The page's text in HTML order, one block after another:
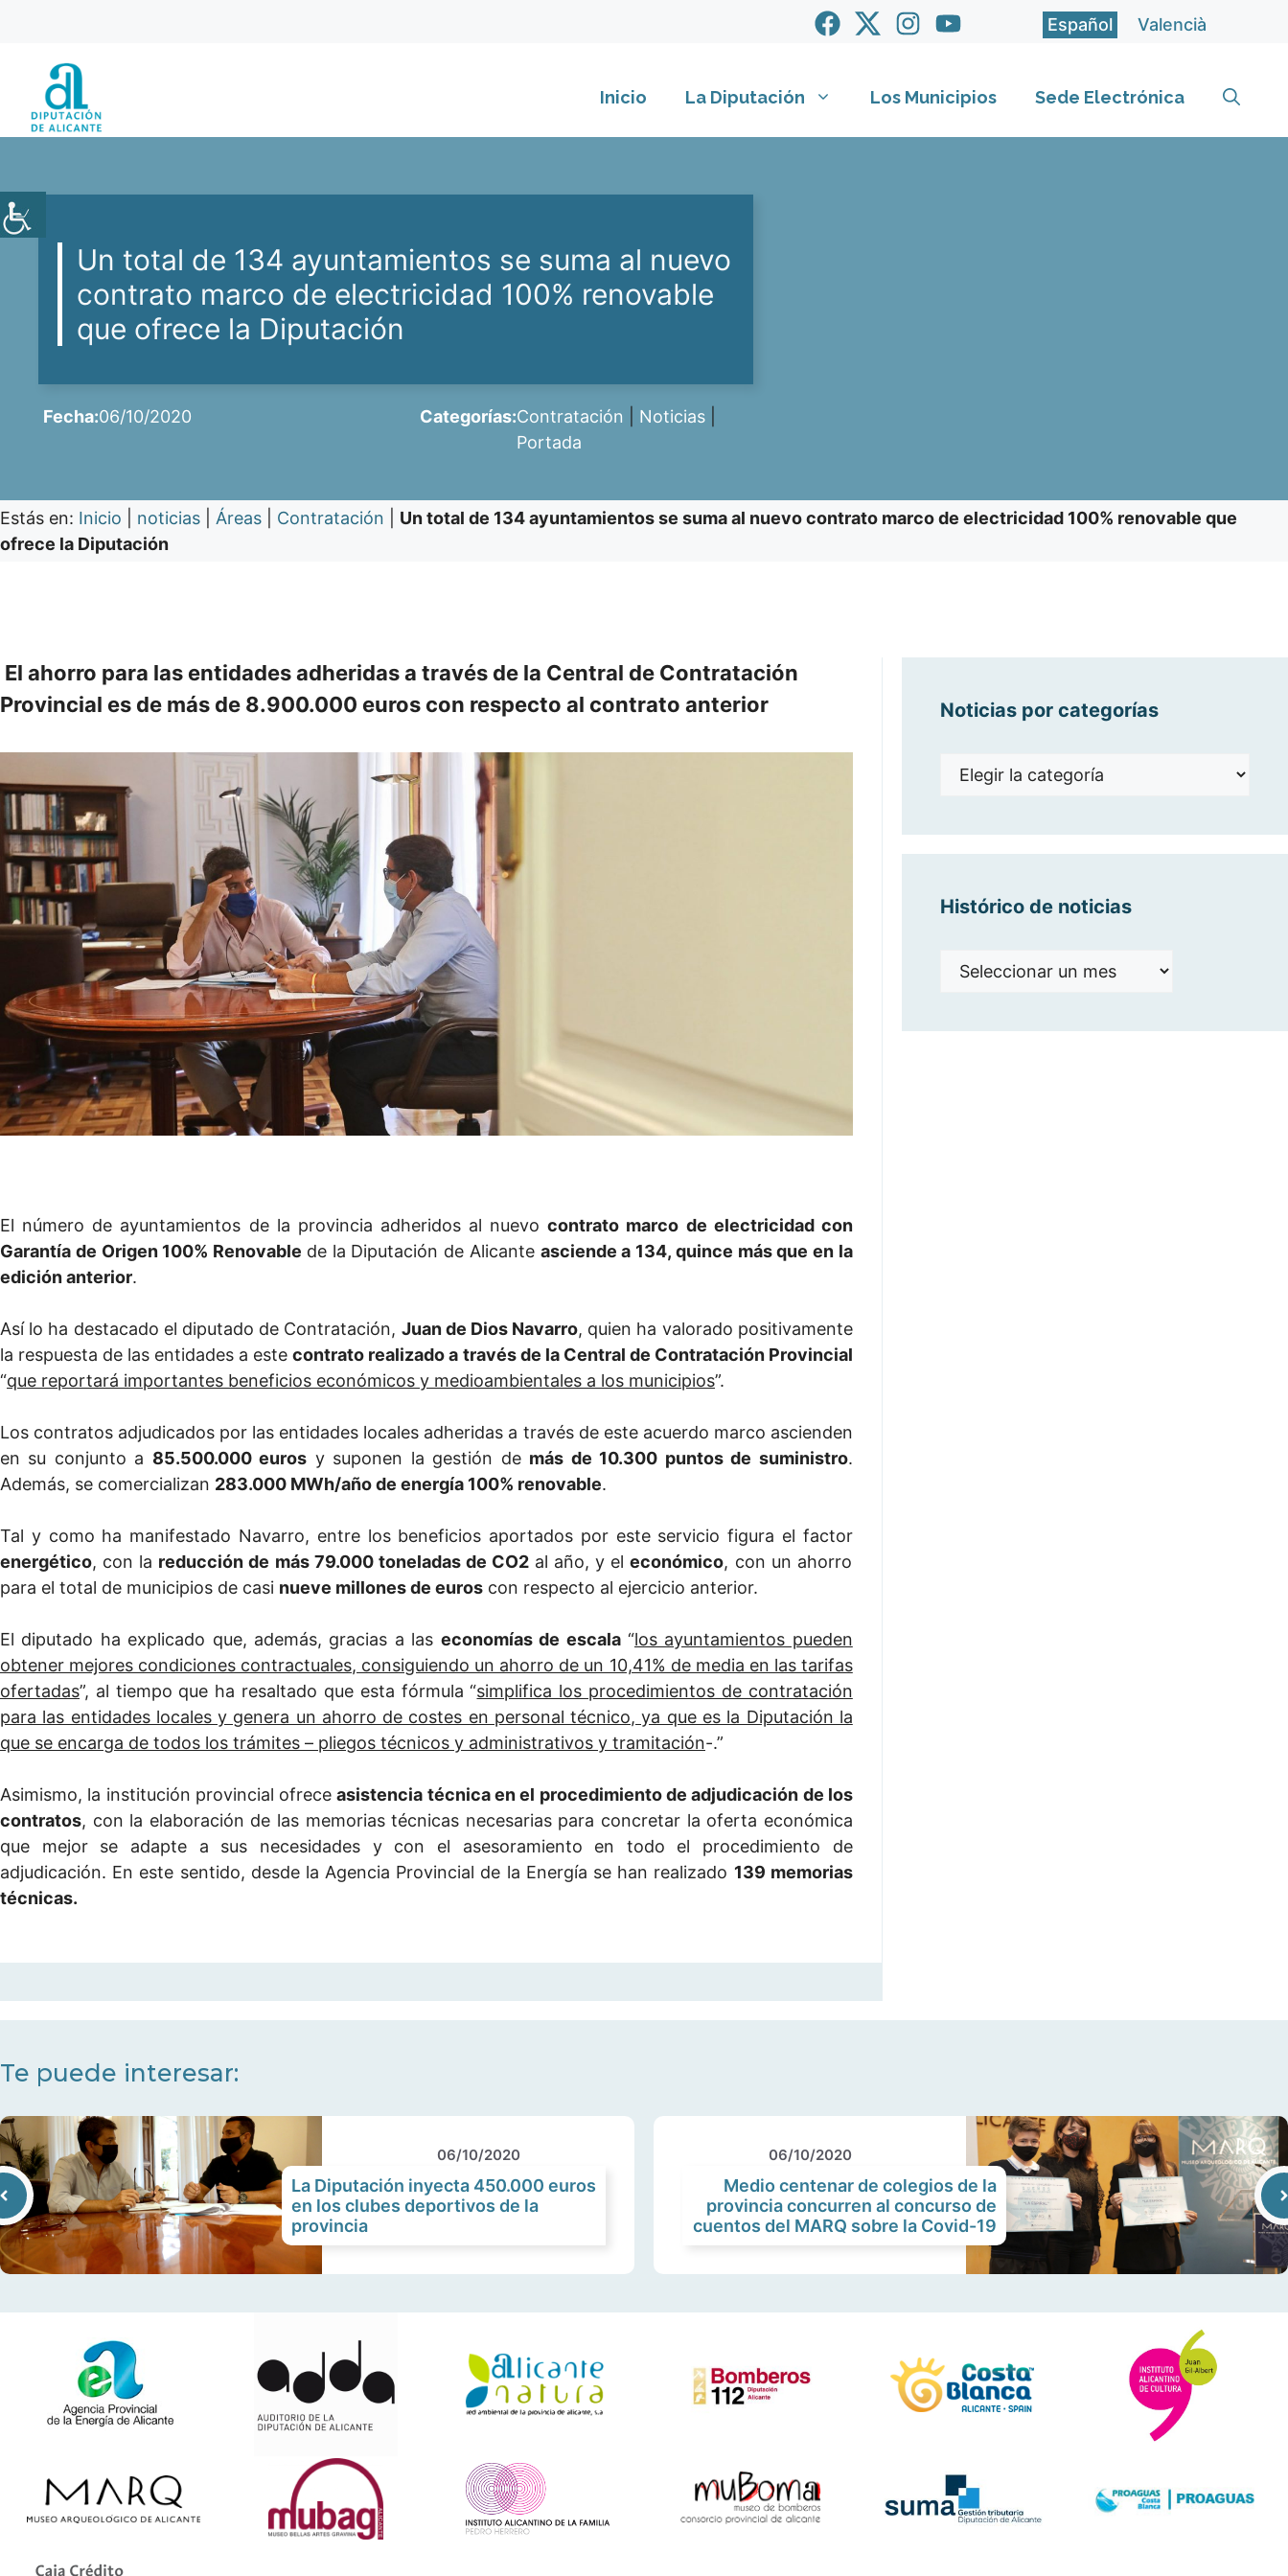
contenido
Español Valencià
Inicio La Diputación Los Municipios Sede Electrónica
Un total de 134 ayuntamientos se suma al nuevo
contrato marco de electricidad 100% renovable
que ofrece la Diputación
Fecha:06/10/2020 Categorías:Contratación Noticias
Portada
Estás en: Inicio noticias Áreas Contratación
Un total de 134 ayuntamientos se suma al nuevo contrato marco de electricidad 100% renovable que
ofrece la Diputación
El ahorro para las entidades adheridas a través de la Central de Contratación
Provincial es de más de 8.900.000 euros con respecto al contrato anterior
El número de ayuntamientos de la provincia adheridos al nuevocontrato marco de electricidad con
Garantía de Origen 100% Renovable de la Diputación de Alicante asciende a 134, quince más que en la
edición anterior.
Así lo ha destacado el diputado de Contratación, Juan de Dios Navarro, quien ha valorado positivamente
la respuesta de las entidades a estecontrato realizado a través de la Central de Contratación Provincial
“que reportará importantes beneficios económicos y medioambientales a los municipios”.
Los contratos adjudicados por las entidades locales adheridas a través de este acuerdo marco ascienden
en su conjunto a 85.500.000 euros y suponen la gestión de más de 10.300 puntos de suministro.
Además, se comercializan 283.000 MWh/año de energía 100% renovable.
Tal y como ha manifestado Navarro, entre los beneficios aportados por este servicio figura el factor
energético, con la reducción de más 79.000 toneladas de CO2al año, y eleconómico, con un ahorro
para el total de municipios de casi nueve millones de euros con respecto al ejercicio anterior.
El diputado ha explicado que, además, gracias a las economías de escala“los ayuntamientos pueden
obtener mejores condiciones contractuales, consiguiendo un ahorro de un 10,41% de media en las tarifas
ofertadas”, al tiempo que ha resaltado que esta fórmula “simplifica los procedimientos de contratación
para las entidades locales y genera un ahorro de costes en personal técnico, ya que es la Diputación la
que se encarga de todos los trámites – pliegos técnicos y administrativos y tramitación-.”
Asimismo, la institución provincial ofreceasistencia técnica en el procedimiento de adjudicación de los
contratos, con la elaboración de las memorias técnicas necesarias para concretar la oferta económica
que mejor se adapte a sus necesidades y con el asesoramiento en todo el procedimiento de
adjudicación. En este sentido, desde la Agencia Provincial de la Energía se han realizado 139 memorias
técnicas.
Noticias por categorías
Noticias
Histórico de noticias
Histórico
Te puede interesar:
06/10/2020
La Diputación inyecta 450.000 euros
en los clubes deportivos de la
provincia
06/10/2020
Medio centenar de colegios de la
provincia concurren al concurso de
cuentos del MARQ sobre la Covid-19